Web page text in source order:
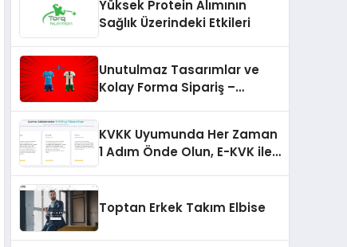
Yüksek Protein Alımının
Sağlık Üzerindeki Etkileri
Unutulmaz Tasarımlar ve
Kolay Forma Sipariş –
KVKK Uyumunda Her Zaman
1 Adım Önde Olun, E-KVK ile
Toptan Erkek Takım Elbise